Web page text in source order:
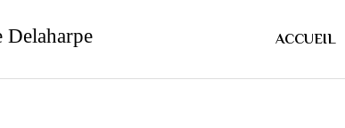
Delaharpe ACCUEIL